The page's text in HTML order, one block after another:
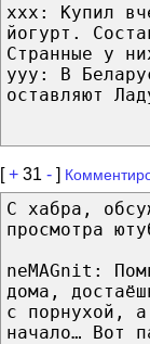
ххх: Купил
йогурт.
Странные у
ууу: В
оставляют
[+ 31 - ]
С хабра,
просмотра
neMAGnit:
дома,
с порнухой, а
начало… Вот